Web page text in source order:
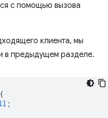
с помощью вызова
клиента, мы
в предыдущем разделе.
{
;